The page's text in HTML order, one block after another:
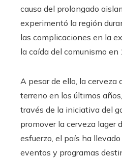
causa del prolongado
experimentó la región
las complicaciones en la
la caída del comunismo en
A pesar de ello, la cerveza
terreno en los últimos
través de la iniciativa del
promover la cerveza lager
esfuerzo, el país ha
eventos y programas